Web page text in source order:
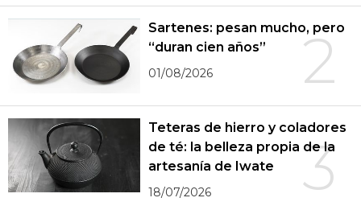
2
Sartenes: pesan mucho, pero
“duran cien años”
01/08/2026
3
Teteras de hierro y coladores
de té: la belleza propia de la
artesanía de Iwate
18/07/2026